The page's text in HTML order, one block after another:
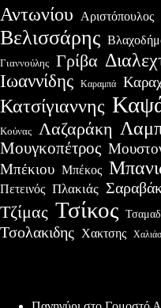
Αντωνίου Αριστόπουλος
Βελισσάρης
Γιαννούλης Γρίβα
Ιωαννίδης Καραμπά
Κατσίγιαννης
Κούνας Λαζαράκη
Μουγκοπέτρος
Μπέκιου Μπέκος
Πετεινός Πλακιάς
Τζίμας Τσίκος
Τσολακιδης Χακτσης